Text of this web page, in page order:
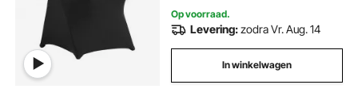
Op voorraad.
Levering:zodra Vr. Aug. 14
In winkelwagen